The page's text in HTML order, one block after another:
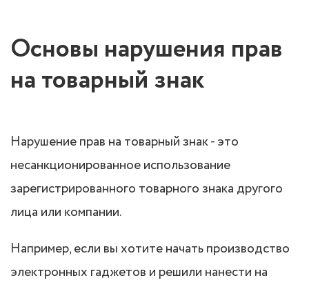
Основы нарушения прав
на товарный знак
Нарушение прав на товарный знак - это
несанкционированное использование
зарегистрированного товарного знака другого
лица или компании.
Например, если вы хотите начать производство
электронных гаджетов и решили нанести на